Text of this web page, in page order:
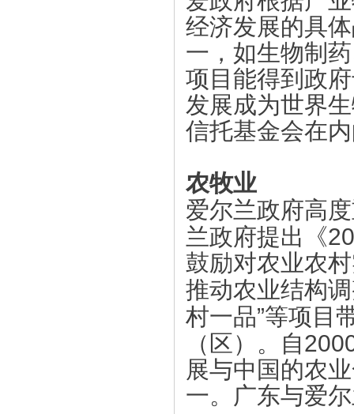
经济发展的具
一，如生物制
项目能得到政
发展成为世界
信托基金会在
农牧业
爱尔兰政府高
兰政府提出《
鼓励对农业农
推动农业结构
村一品”等项目
（区）。自
展与中国的农
一。广东与爱